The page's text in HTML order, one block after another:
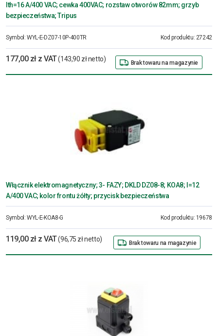
Ith=16 A/400 VAC; cewka 400VAC; rozstaw otworów 82mm; grzyb
bezpieczeństwa; Tripus
Symbol:WYL-E-DZ07-10P-400TR Kod produktu: 27242
177,00 zł z VAT(143,90 zł netto) Brak towaru na magazynie
Włącznik elektromagnetyczny; 3- FAZY; DKLD DZ08-8; KOA8; I=12
A/400 VAC; kolor frontu żółty; przycisk bezpieczeństwa
Symbol:WYL-E-KOA8-G Kod produktu: 19678
119,00 zł z VAT(96,75 zł netto) Brak towaru na magazynie